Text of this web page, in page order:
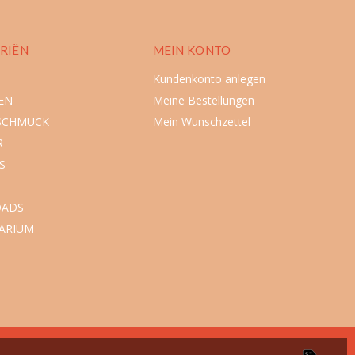
MEIN KONTO
Kundenkonto anlegen
Meine Bestellungen
Mein Wunschzettel